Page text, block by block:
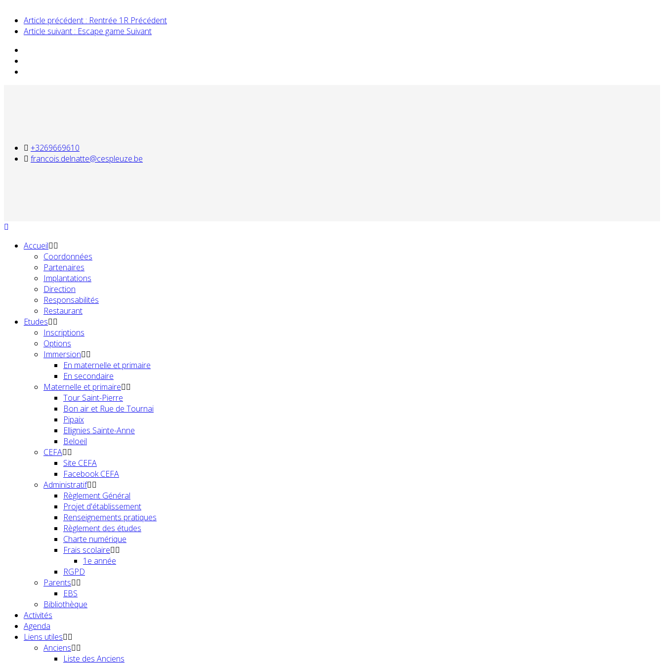
Article précédent : Rentrée 1R Précédent
Article suivant : Escape game Suivant
+3269669610
francois.delnatte@cespleuze.be
Accueil
Coordonnées
Partenaires
Implantations
Direction
Responsabilités
Restaurant
Etudes
Inscriptions
Options
Immersion
En maternelle et primaire
En secondaire
Maternelle et primaire
Tour Saint-Pierre
Bon air et Rue de Tournai
Pipaix
Ellignies Sainte-Anne
Beloeil
CEFA
Site CEFA
Facebook CEFA
Administratif
Règlement Général
Projet d'établissement
Renseignements pratiques
Règlement des études
Charte numérique
Frais scolaire
1e année
RGPD
Parents
EBS
Bibliothèque
Activités
Agenda
Liens utiles
Anciens
Liste des Anciens